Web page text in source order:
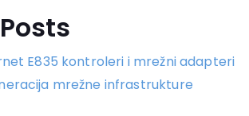
E835 kontroleri i mrežni adapteri
mrežne infrastrukture